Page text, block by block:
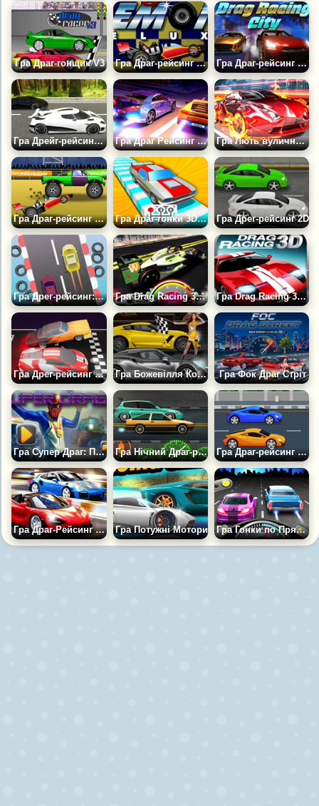
Гра Драг-гонщик V3 Гра Драг-рейсинг Демон Делюкс Гра Драг-рейсинг у Місті
Гра Дрейг-рейсинг з Найкращими Автомобілями Гра Драг Рейсинг Рівалс Гра Лють вуличних перегонів
Гра Драг-рейсинг Демон Гра Драг-гонки 3D: Майстер Перемикання Передач Гра Дрег-рейсинг 2D
Гра Дрег-рейсинг: Випробування Гра Drag Racing 3D 2021: Гоночні Боліди Гра Drag Racing 3D: Ford Mustang
Гра Дрег-рейсинг Проти Суперників-ШІ Гра Божевілля Коробки Передач Гра Фок Драг Стріт
Гра Супер Драг: Перемикай Передачі Гра Нічний Драг-рейсинг Гра Драг-рейсинг по Прямій
Гра Драг-Рейсинг Без Обмежень Гра Потужні Мотори Гра Гонки по Прямій 3D